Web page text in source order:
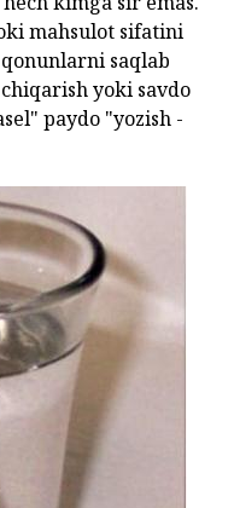
mahsulot sifatini
saqlab
yoki savdo
paydo "yozish -